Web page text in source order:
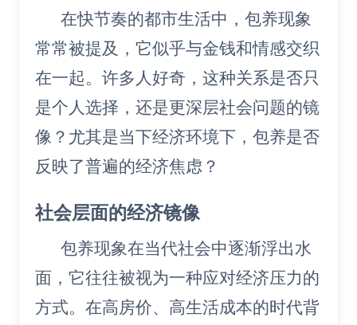
在快节奏的都市生活中，包养现象
常常被提及，它似乎与金钱和情感交织
在一起。许多人好奇，这种关系是否只
是个人选择，还是更深层社会问题的镜
像？尤其是当下经济环境下，包养是否
反映了普遍的经济焦虑？
社会层面的经济镜像
包养现象在当代社会中逐渐浮出水
面，它往往被视为一种应对经济压力的
方式。在高房价、高生活成本的时代背